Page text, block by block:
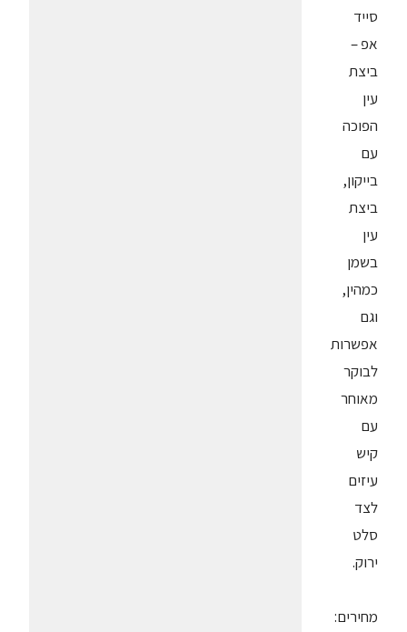
סייד
אפ –
ביצת
עין
הפוכה
עם
בייקון,
ביצת
עין
בשמן
כמהין,
וגם
אפשרות
לבוקר
מאוחר
עם
קיש
עיזים
לצד
סלט
ירוק.
מחירים: